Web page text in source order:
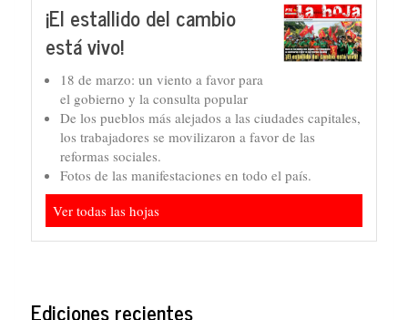
¡El estallido del cambio
está vivo!
18 de marzo: un viento a favor para
el gobierno y la consulta popular
De los pueblos más alejados a las ciudades capitales,
los trabajadores se movilizaron a favor de las
reformas sociales.
Fotos de las manifestaciones en todo el país.
Ver todas las hojas
Ediciones recientes